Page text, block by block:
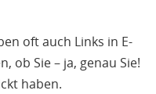
oft auch Links in E-
ob Sie – ja, genau Sie!
haben.